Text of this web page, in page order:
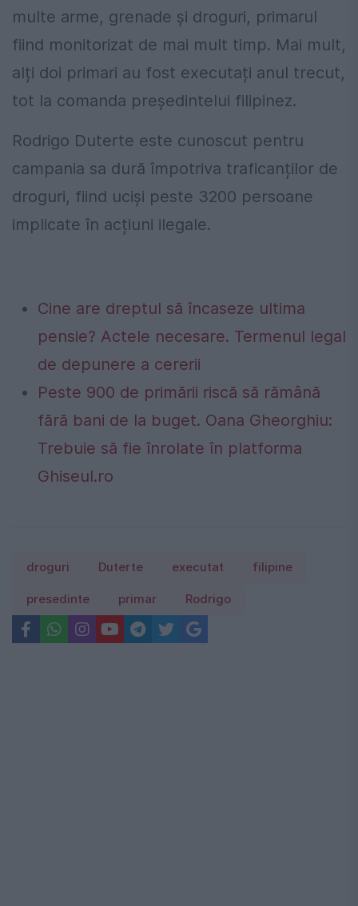
multe arme, grenade și droguri, primarul
fiind monitorizat de mai mult timp. Mai mult,
alți doi primari au fost executați anul trecut,
tot la comanda președintelui filipinez.
Rodrigo Duterte este cunoscut pentru
campania sa dură împotriva traficanților de
droguri, fiind uciși peste 3200 persoane
implicate în acțiuni ilegale.
Cine are dreptul să încaseze ultima
pensie? Actele necesare. Termenul legal
de depunere a cererii
Peste 900 de primării riscă să rămână
fără bani de la buget. Oana Gheorghiu:
Trebuie să fie înrolate în platforma
Ghiseul.ro
droguri Duterte executat filipine
presedinte primar Rodrigo